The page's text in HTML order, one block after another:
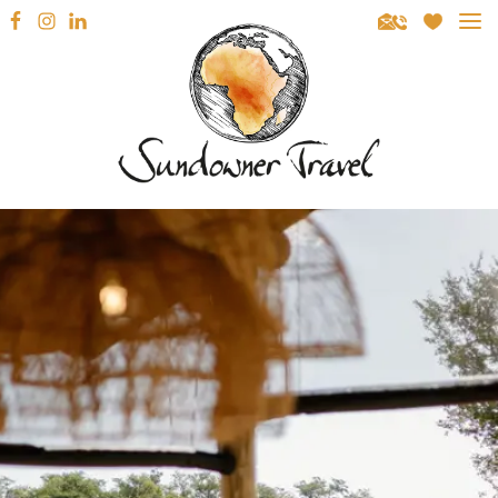
Sundowner Travel
REISEZIELE
SÜDAFRIKA
NAMIBIA
BOTSWANA
REISEARTEN
MIETWAGENRUNDREISEN
GEFÜHRTE RUNDREISEN
REISEBERATUNG
INSPIRATION